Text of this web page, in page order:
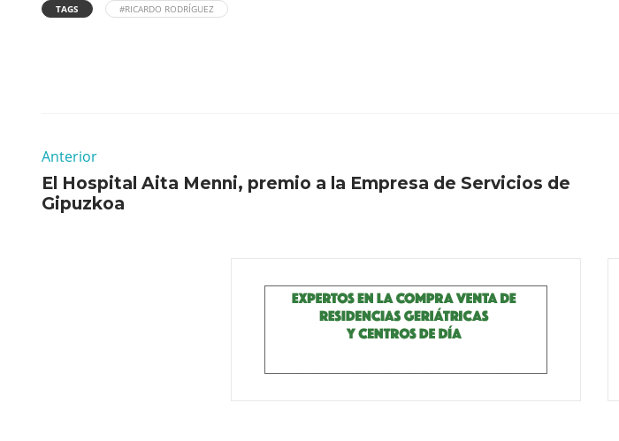
TAGS #RICARDO RODRÍGUEZ
Anterior
El Hospital Aita Menni, premio a la Empresa de Servicios de
Gipuzkoa